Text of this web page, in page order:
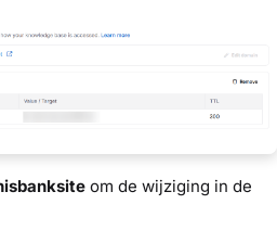
om de wijziging in de